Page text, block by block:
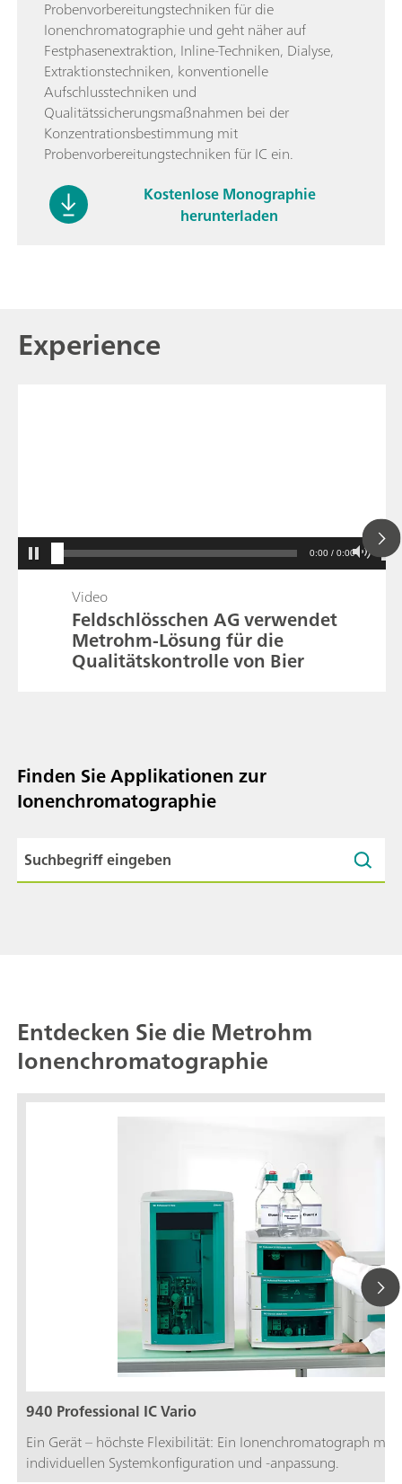
Probenvorbereitungstechniken für die
Ionenchromatographie und geht näher auf
Festphasenextraktion, Inline-Techniken, Dialyse,
Extraktionstechniken, konventionelle
Aufschlusstechniken und
Qualitätssicherungsmaßnahmen bei der
Konzentrationsbestimmung mit
Probenvorbereitungstechniken für IC ein.
Kostenlose Monographie
herunterladen
Experience
0:00 / 0:00
Video
Feldschlösschen AG verwendet
Metrohm-Lösung für die
Qualitätskontrolle von Bier
Finden Sie Applikationen zur
Ionenchromatographie
Entdecken Sie die Metrohm
Ionenchromatographie
940 Professional IC Vario
Ein Gerät – höchste Flexibilität: Ein Ionenchromatograph mit
individuellen Systemkonfiguration und -anpassung.